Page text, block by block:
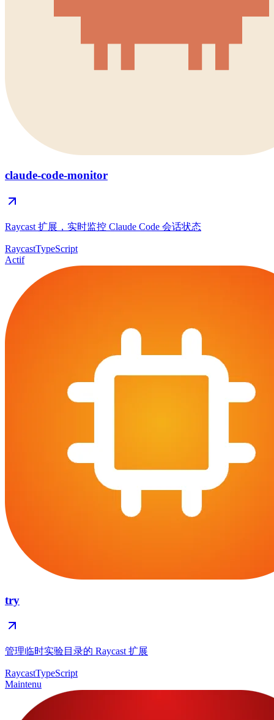
claude-code-monitor
Raycast 扩展，实时监控 Claude Code 会话状态
RaycastTypeScript
Actif
try
管理临时实验目录的 Raycast 扩展
RaycastTypeScript
Maintenu